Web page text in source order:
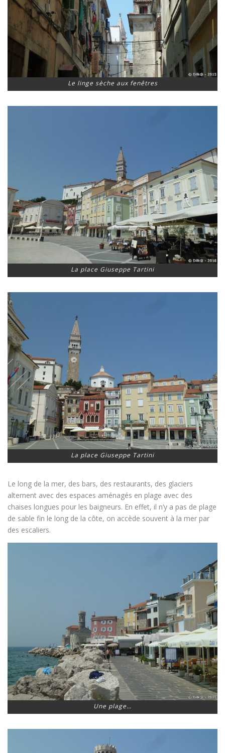
Le linge sèche aux fenêtres
La place Giuseppe Tartini
La place Giuseppe Tartini
Le long de la mer, des bars, des restaurants, des glaciers
alternent avec des espaces aménagés en plage avec des
chaises longues pour les baigneurs. En effet, il n’y a pas de plage
de sable fin le long de la côte, on accède souvent à la mer par
des escaliers.
Une plage…